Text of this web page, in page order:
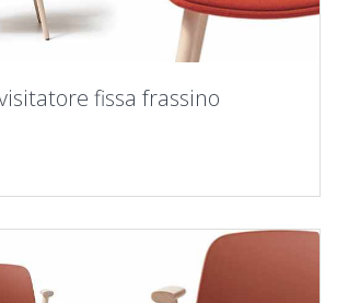
fissa frassino